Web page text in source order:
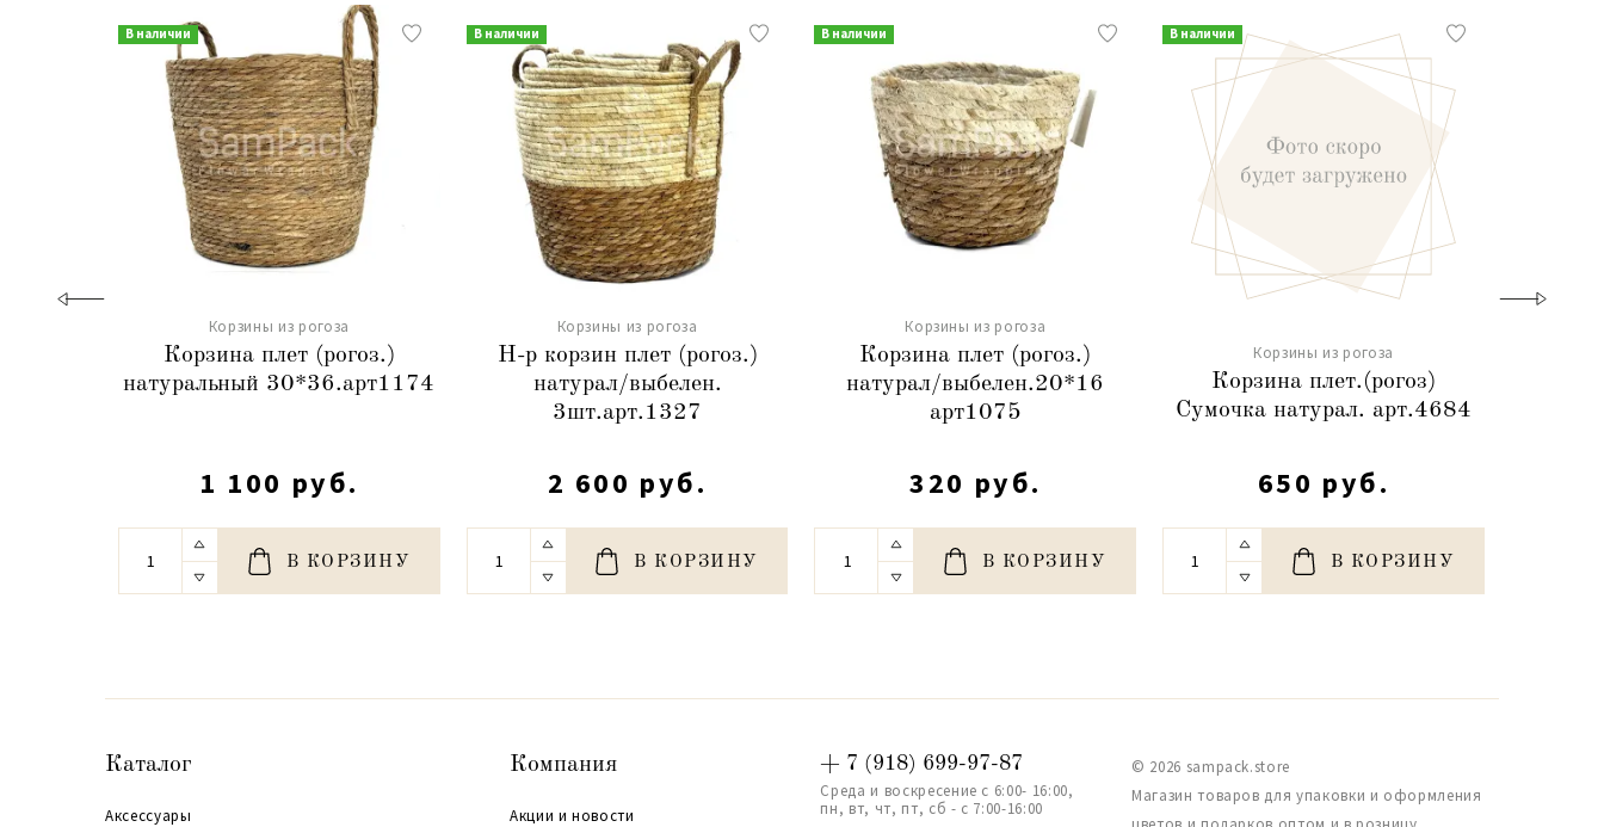
В наличии
Корзины из рогоза
Корзина плет (рогоз.)
натуральный 30*36.арт1174
1 100 руб.
В КОРЗИНУ
В наличии
Корзины из рогоза
Н-р корзин плет (рогоз.)
натурал/выбелен.
3шт.арт.1327
2 600 руб.
В КОРЗИНУ
В наличии
Корзины из рогоза
Корзина плет (рогоз.)
натурал/выбелен.20*16
арт1075
320 руб.
В КОРЗИНУ
В наличии
Корзины из рогоза
Корзина плет.(рогоз)
Сумочка натурал. арт.4684
650 руб.
В КОРЗИНУ
Каталог
Аксессуары
Компания
Акции и новости
+ 7 (918) 699-97-87
Среда и воскресение с 6:00- 16:00,
пн, вт, чт, пт, сб - с 7:00-16:00
© 2026 sampack.store
Магазин товаров для упаковки и оформления